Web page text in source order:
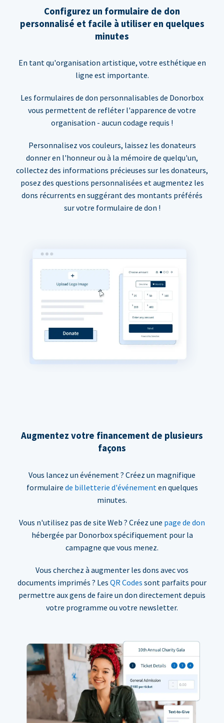
Configurez un formulaire de don
personnalisé et facile à utiliser en quelques
minutes
En tant qu'organisation artistique, votre esthétique en
ligne est importante.
Les formulaires de don personnalisables de Donorbox
vous permettent de refléter l'apparence de votre
organisation - aucun codage requis !
Personnalisez vos couleurs, laissez les donateurs
donner en l'honneur ou à la mémoire de quelqu'un,
collectez des informations précieuses sur les donateurs,
posez des questions personnalisées et augmentez les
dons récurrents en suggérant des montants préférés
sur votre formulaire de don !
Augmentez votre financement de plusieurs
façons
Vous lancez un événement ? Créez un magnifique
formulaire de billetterie d'événementen quelques
minutes.
Vous n'utilisez pas de site Web ? Créez une page de don
hébergée par Donorbox spécifiquement pour la
campagne que vous menez.
Vous cherchez à augmenter les dons avec vos
documents imprimés ? Les QR Codes sont parfaits pour
permettre aux gens de faire un don directement depuis
votre programme ou votre newsletter.